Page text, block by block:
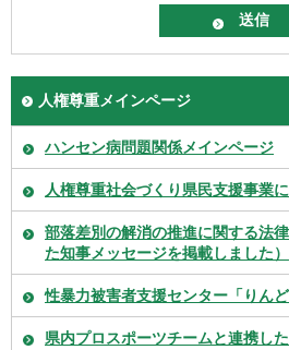
人権尊重メインページ
ハンセン病問題関係メインページ
人権尊重社会づくり県民支援事業
部落差別の解消の推進に関する法
た知事メッセージを掲載しました）
性暴力被害者支援センター「りん
県内プロスポーツチームと連携し